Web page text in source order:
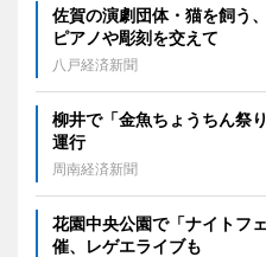
佐賀の演劇団体・猫を飼う
ピアノや彫刻を交えて
八戸経済新聞
柳井で「金魚ちょうちん祭
運行
周南経済新聞
花園中央公園で「ナイトフ
催、レゲエライブも